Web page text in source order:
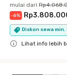
mulai dari
-6%
Diskon sewa min.
Lihat info lebih